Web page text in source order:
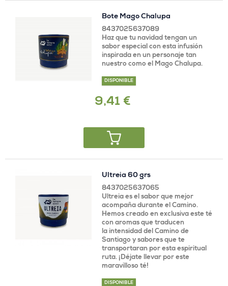
Bote Mago Chalupa
8437025637089
Haz que tu navidad tengan un
sabor especial con esta infusión
inspirada en un personaje tan
nuestro como el Mago Chalupa.
DISPONIBLE
9,41 €
Ultreia 60 grs
8437025637065
Ultreia es el sabor que mejor
acompaña durante el Camino.
Hemos creado en exclusiva este té
con aromas que traducen
la intensidad del Camino de
Santiago y sabores que te
transportaran por esta espiritual
ruta. ¡Déjate llevar por este
maravilloso té!
DISPONIBLE